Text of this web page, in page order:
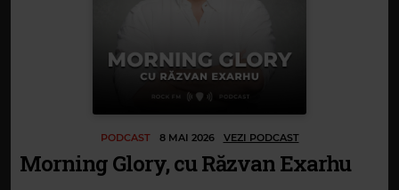
PODCAST 8 MAI 2026 VEZI PODCAST
Morning Glory, cu Răzvan Exarhu